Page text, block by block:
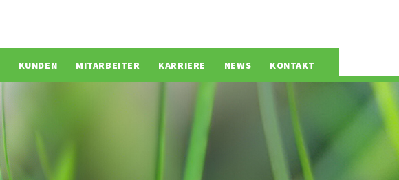
KUNDEN MITARBEITER KARRIERE NEWS KONTAKT